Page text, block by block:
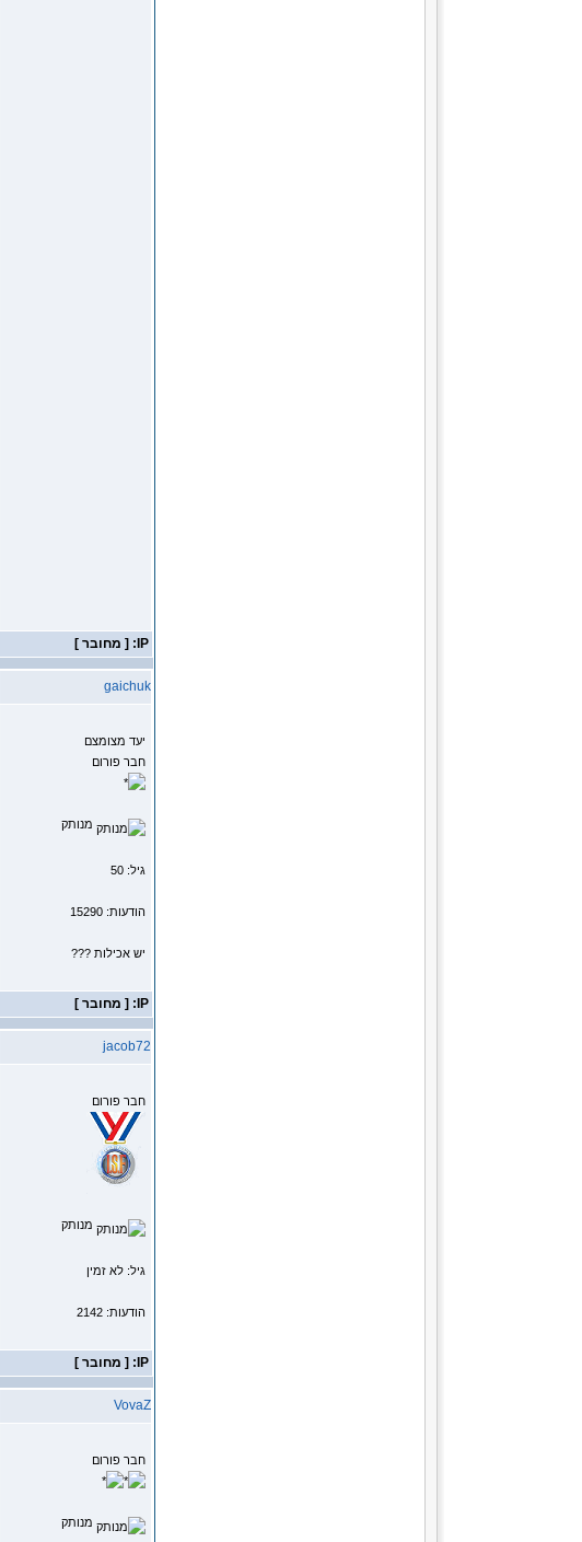
gaichuk
יעד מצומצם
חבר פורום
מנותק
גיל: 50
הודעות: 15290
יש אכילות ???
jacob72
חבר פורום
מנותק
גיל: לא זמין
הודעות: 2142
VovaZ
חבר פורום
מנותק